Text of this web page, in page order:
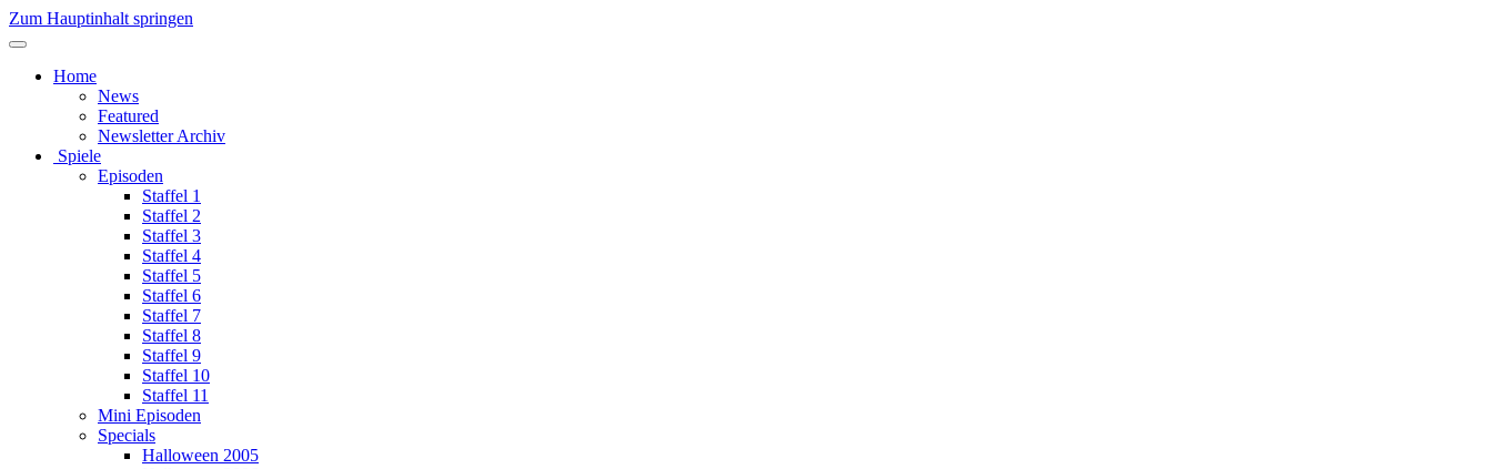
Zum Hauptinhalt springen
Home
News
Featured
Newsletter Archiv
Spiele
Episoden
Staffel 1
Staffel 2
Staffel 3
Staffel 4
Staffel 5
Staffel 6
Staffel 7
Staffel 8
Staffel 9
Staffel 10
Staffel 11
Mini Episoden
Specials
Halloween 2005